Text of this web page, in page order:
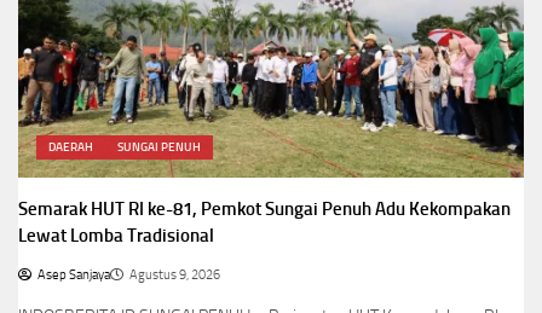
DAERAH SUNGAI PENUH
Semarak HUT RI ke-81, Pemkot Sungai Penuh Adu Kekompakan
Lewat Lomba Tradisional
Asep Sanjaya Agustus 9, 2026